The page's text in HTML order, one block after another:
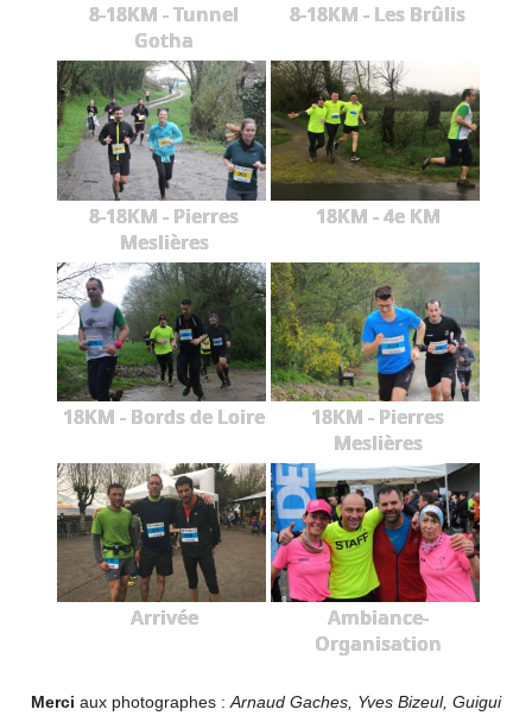
8-18KM - Tunnel
Gotha
8-18KM - Les Brûlis
8-18KM - Pierres
Meslières
18KM - 4e KM
18KM - Bords de Loire
18KM - Pierres
Meslières
Arrivée
Ambiance-
Organisation
Merci aux photographes :Arnaud Gaches, Yves Bizeul, Guigui